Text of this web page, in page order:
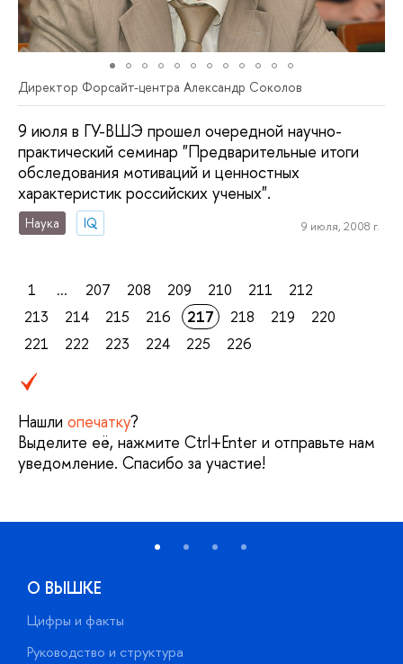
Директор Форсайт-центра Александр Соколов
9 июля в ГУ-ВШЭ прошел очередной научно-
практический семинар "Предварительные итоги
обследования мотиваций и ценностных
характеристик российских ученых".
Наука IQ 9 июля, 2008 г.
1 ... 207 208 209 210 211
212
213
214 215 216 217 218 219
220
221
222 223 224 225 226
Нашли опечатку?
Выделите её, нажмите Ctrl+Enter и отправьте нам
уведомление. Спасибо за участие!
О ВЫШКЕ
Цифры и факты
Руководство и структура